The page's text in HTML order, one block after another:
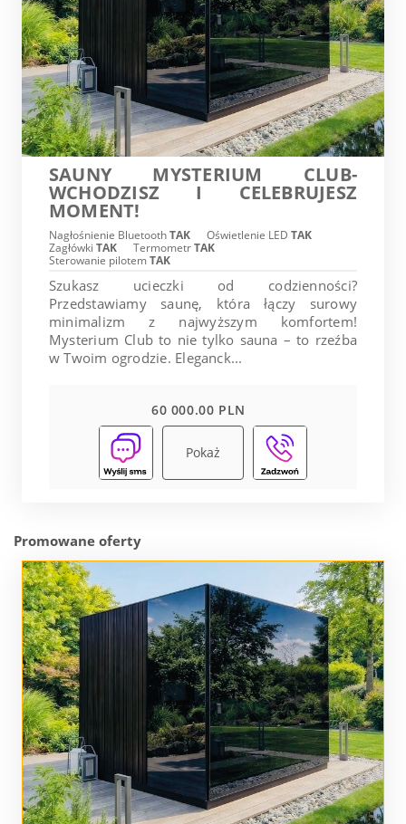
SAUNY MYSTERIUM CLUB-
WCHODZISZ I CELEBRUJESZ
MOMENT!
Nagłośnienie BluetoothTAK Oświetlenie LED TAK
Zagłówki TAK TermometrTAK
Sterowanie pilotemTAK
Szukasz ucieczki od codzienności?
Przedstawiamy saunę, która łączy surowy
minimalizm z najwyższym komfortem!
Mysterium Club to nie tylko sauna – to rzeźba
w Twoim ogrodzie. Eleganck...
60 000.00 PLN
Pokaż
Promowane oferty